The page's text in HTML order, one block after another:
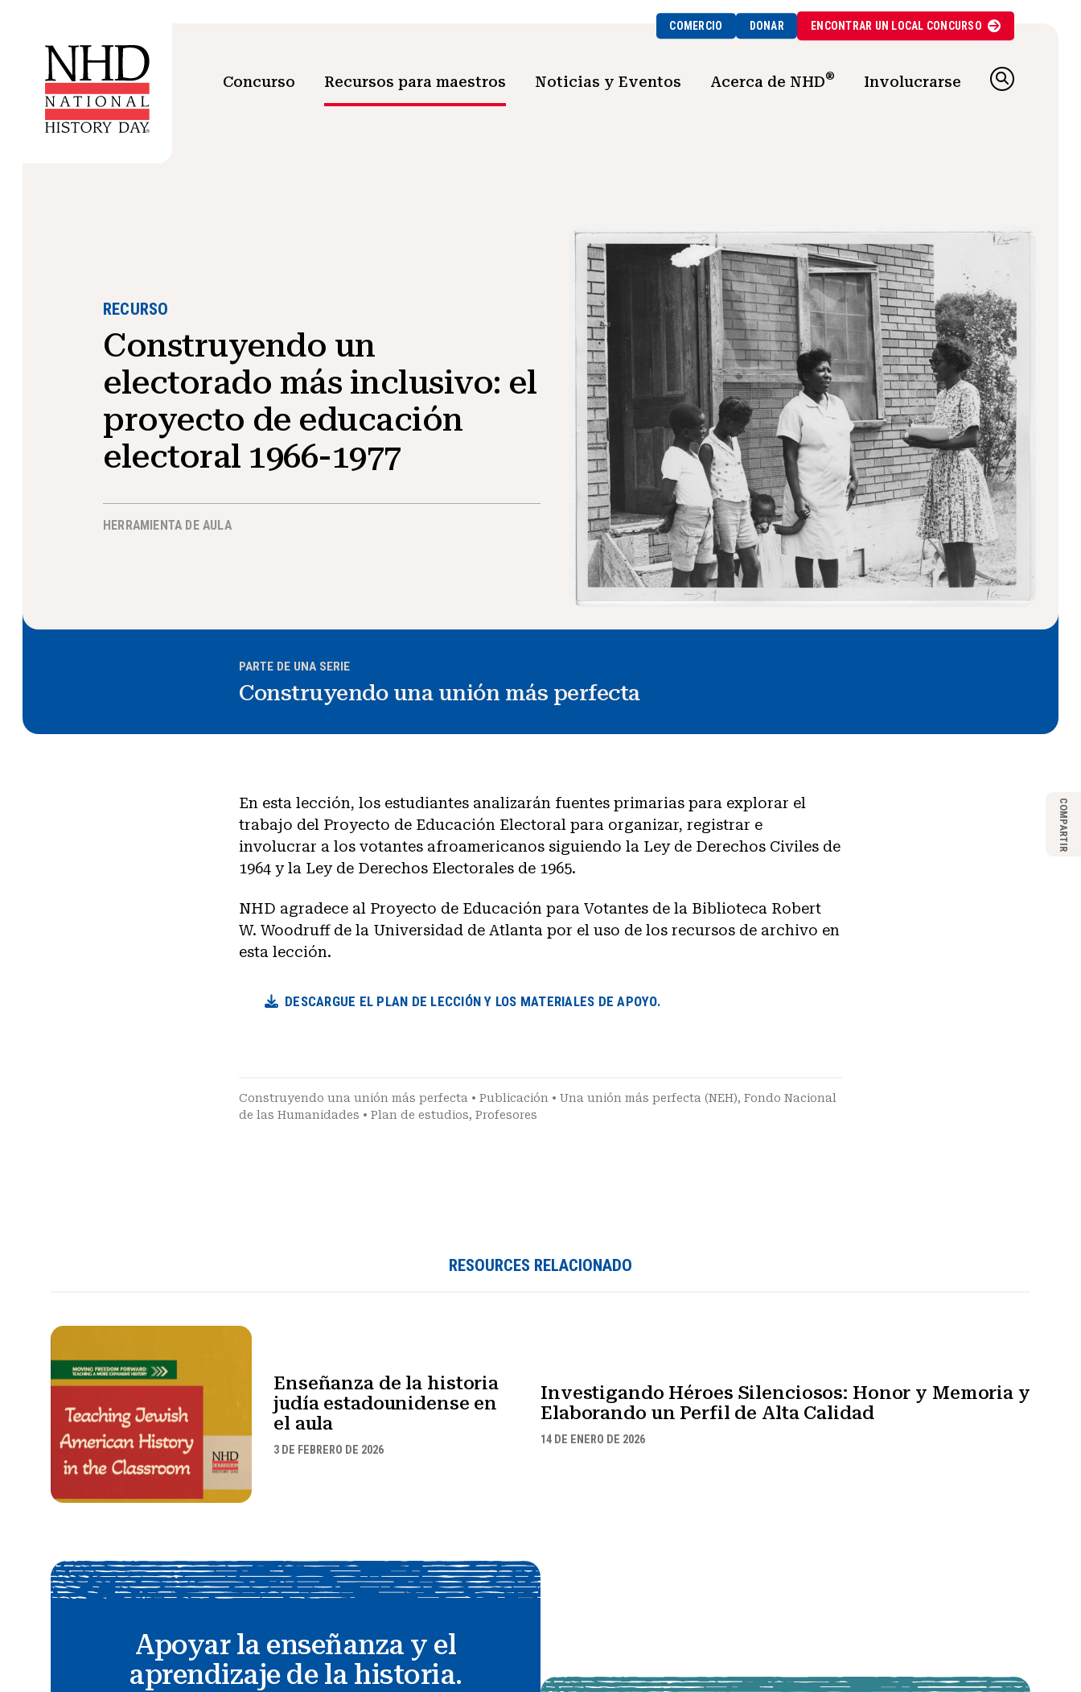
COMERCIO DONAR ENCONTRAR UN LOCAL CONCURSO
Concurso Recursos para maestros Noticias y Eventos Acerca de NHD® Involucrarse
RECURSO
Construyendo un
electorado más inclusivo: el
proyecto de educación
electoral 1966-1977
HERRAMIENTA DE AULA
PARTE DE UNA SERIE
Construyendo una unión más perfecta
En esta lección, los estudiantes analizarán fuentes primarias para explorar el
trabajo del Proyecto de Educación Electoral para organizar, registrar e
involucrar a los votantes afroamericanos siguiendo la Ley de Derechos Civiles de
1964 y la Ley de Derechos Electorales de 1965.
NHD agradece al Proyecto de Educación para Votantes de la Biblioteca Robert
W. Woodruff de la Universidad de Atlanta por el uso de los recursos de archivo en
esta lección.
DESCARGUE EL PLAN DE LECCIÓN Y LOS MATERIALES DE APOYO.
Construyendo una unión más perfecta • Publicación • Una unión más perfecta (NEH), Fondo Nacional
de las Humanidades • Plan de estudios, Profesores
COMPARTIR
RESOURCES RELACIONADO
Enseñanza de la historia
judía estadounidense en
el aula
3 DE FEBRERO DE 2026
Investigando Héroes Silenciosos: Honor y Memoria y
Elaborando un Perfil de Alta Calidad
14 DE ENERO DE 2026
Apoyar la enseñanza y el
aprendizaje de la historia.